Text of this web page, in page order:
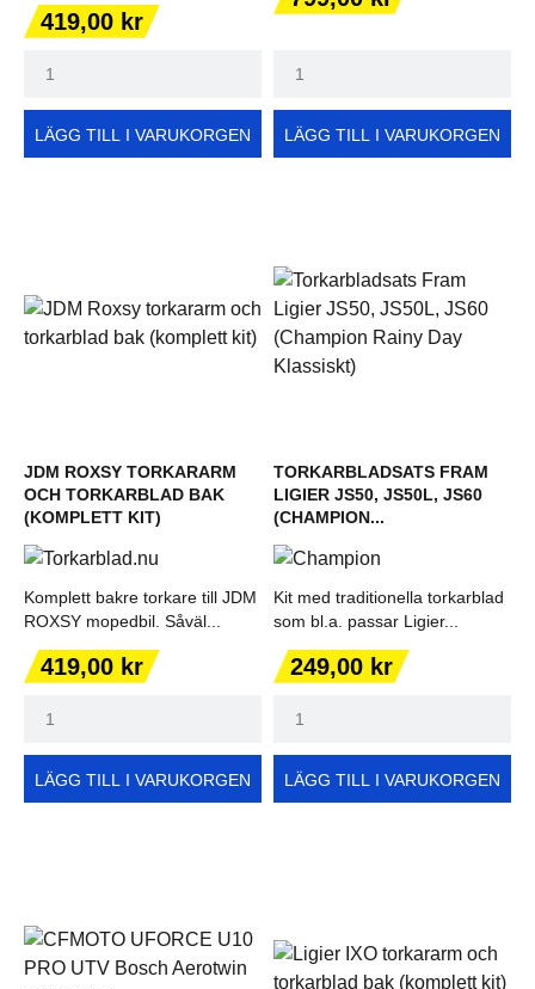
Pris
419,00 kr
LÄGG TILL I VARUKORGEN LÄGG TILL I VARUKORGEN
JDM ROXSY TORKARARM
OCH TORKARBLAD BAK
(KOMPLETT KIT)
Komplett bakre torkare till JDM
ROXSY mopedbil. Såväl...
Pris
419,00 kr
LÄGG TILL I VARUKORGEN
TORKARBLADSATS FRAM
LIGIER JS50, JS50L, JS60
(CHAMPION...
Kit med traditionella torkarblad
som bl.a. passar Ligier...
Pris
249,00 kr
LÄGG TILL I VARUKORGEN